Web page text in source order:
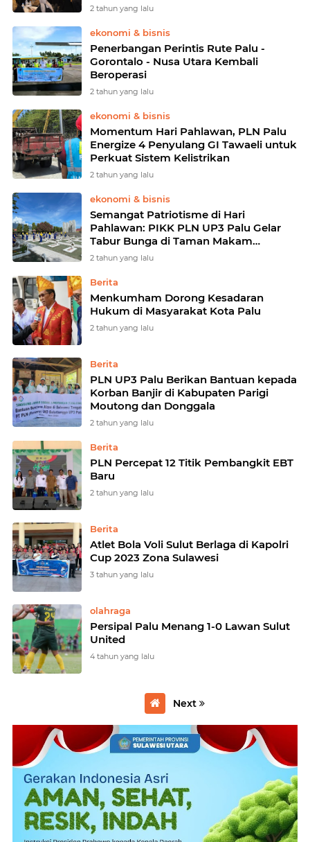
2 tahun yang lalu
ekonomi & bisnis
Penerbangan Perintis Rute Palu -
Gorontalo - Nusa Utara Kembali
Beroperasi
2 tahun yang lalu
ekonomi & bisnis
Momentum Hari Pahlawan, PLN Palu
Energize 4 Penyulang GI Tawaeli untuk
Perkuat Sistem Kelistrikan
2 tahun yang lalu
ekonomi & bisnis
Semangat Patriotisme di Hari
Pahlawan: PIKK PLN UP3 Palu Gelar
Tabur Bunga di Taman Makam
Pahlawan Nasional Tatura
2 tahun yang lalu
Berita
Menkumham Dorong Kesadaran
Hukum di Masyarakat Kota Palu
2 tahun yang lalu
Berita
PLN UP3 Palu Berikan Bantuan kepada
Korban Banjir di Kabupaten Parigi
Moutong dan Donggala
2 tahun yang lalu
Berita
PLN Percepat 12 Titik Pembangkit EBT
Baru
2 tahun yang lalu
Berita
Atlet Bola Voli Sulut Berlaga di Kapolri
Cup 2023 Zona Sulawesi
3 tahun yang lalu
olahraga
Persipal Palu Menang 1-0 Lawan Sulut
United
4 tahun yang lalu
Next